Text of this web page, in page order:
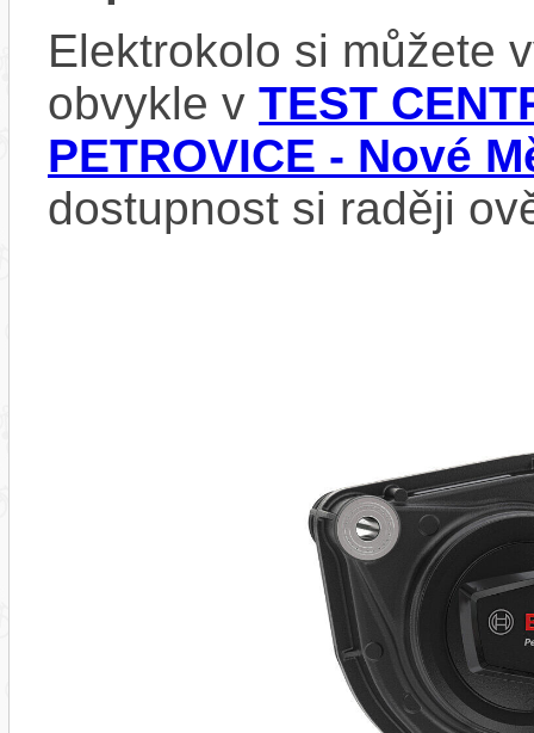
Elektrokolo si můžete
obvykle v TEST
PETROVICE - Nové
dostupnost si raději